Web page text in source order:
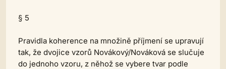
§ 5
Pravidla koherence na množině příjmení se upravují
tak, že dvojice vzorů Novákový/Nováková se slučuje
do jednoho vzoru, z něhož se vybere tvar podle